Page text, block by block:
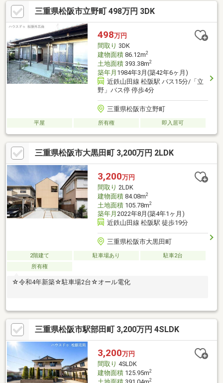
三重県松阪市立野町 498万円 3DK
498万円
間取り 3DK
建物面積86.12m2
土地面積393.38m2
築年月 1984年3月(築42年6ヶ月)
近鉄山田線 松阪駅 バス15分/「立
野」バス停 停歩4分
三重県松阪市立野町
平屋 所有権 即入居可
三重県松阪市大黒田町 3,200万円 2LDK
3,200万円
間取り 2LDK
建物面積84.08m2
土地面積105.78m2
築年月 2022年8月(築4年1ヶ月)
近鉄山田線 松阪駅 徒歩19分
三重県松阪市大黒田町
2階建て 駐車場あり
駐車2台
所有権
☆令和4年新築☆駐車場2台☆オール電化
三重県松阪市駅部田町 3,200万円 4SLDK
3,200万円
間取り 4SLDK
建物面積125.95m2
2